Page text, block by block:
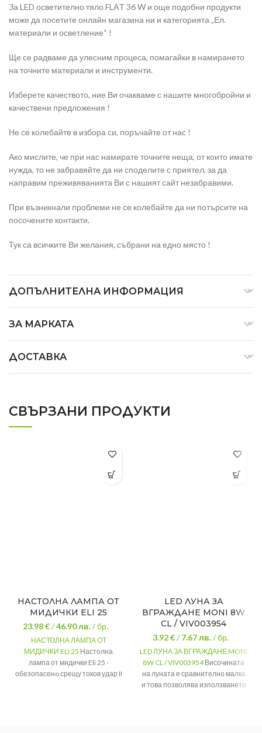
За LED осветително тяло FLAT 36 W и още подобни продукти
може да посетите онлайн магазина ни и категорията „Ел.
материали и осветление“ !
Ще се радваме да улесним процеса, помагайки в намирането
на точните материали и инструменти.
Изберете качеството, ние Ви очакваме с нашите многобройни и
качествени предложения !
Не се колебайте в избора си, поръчайте от нас !
Ако мислите, че при нас намирате точните неща, от които имате
нужда, то не забравяйте да ни споделите с приятел, за да
направим преживяванията Ви с нашият сайт незабравими.
При възникнали проблеми не се колебайте да ни потърсите на
посочените контакти.
Тук са всичките Ви желания, събрани на едно място !
ДОПЪЛНИТЕЛНА ИНФОРМАЦИЯ
ЗА МАРКАТА
ДОСТАВКА
СВЪРЗАНИ ПРОДУКТИ
НАСТОЛНА ЛАМПА ОТ
МИДИЧКИ ELI 25
23.98 €/46.90лв./ бр.
НАСТОЛНА ЛАМПА ОТ
МИДИЧКИ ELI 25 Настолна
лампа от мидички Eli 25 -
обезопасенo срещу токов удар II
LED ЛУНА ЗА
ВГРАЖДАНЕ MONI 8W
CL / VIV003954
3.92 €/7.67лв./ бр.
LED ЛУНА ЗА ВГРАЖДАНЕ MONI
8W CL / VIV003954Височината
на луната е сравнително малка
и това позволява използването